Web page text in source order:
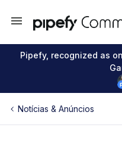
Pipefy, recognized as
Notícias & Anúncios